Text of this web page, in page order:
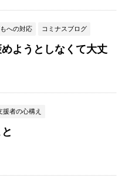
への対応 コミナスブログ
ようとしなくて大丈
援者の心構え